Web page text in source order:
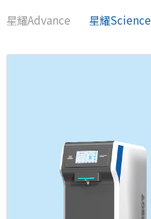
星耀Advance 星耀Science